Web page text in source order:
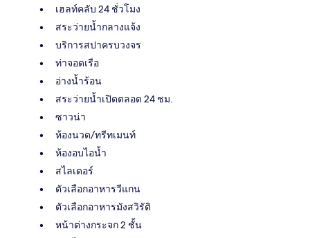
เฮลท์คลับ 24 ชั่วโมง
สระว่ายน้ำกลางแจ้ง
บริการสปาครบวงจร
ท่าจอดเรือ
อ่างน้ำร้อน
สระว่ายน้ำเปิดตลอด 24 ชม.
ซาวน่า
ห้องนวด/ทรีทเมนท์
ห้องอบไอน้ำ
สไลเดอร์
ตัวเลือกอาหารวีแกน
ตัวเลือกอาหารมังสวิรัติ
หน้าต่างกระจก 2 ชั้น